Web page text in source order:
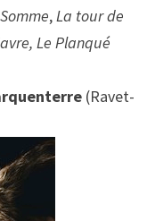
,La tour de
Le Planqué
(Ravet-